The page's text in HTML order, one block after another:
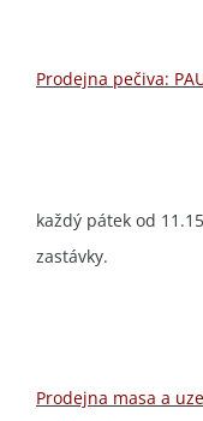
Prodejna pečiva:
každý pátek od
zastávky.
Prodejna masa a